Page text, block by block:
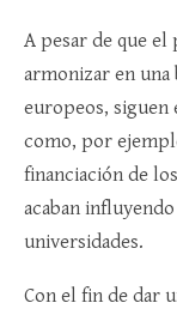
A pesar de que el
armonizar en una
europeos, siguen
como, por
financiación de
acaban
universidades.
Con el fin de dar